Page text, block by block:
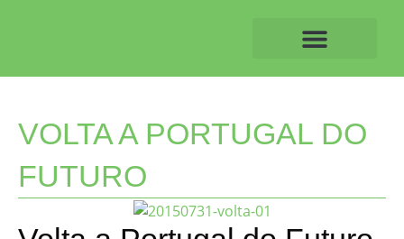
VOLTA A PORTUGAL DO
FUTURO